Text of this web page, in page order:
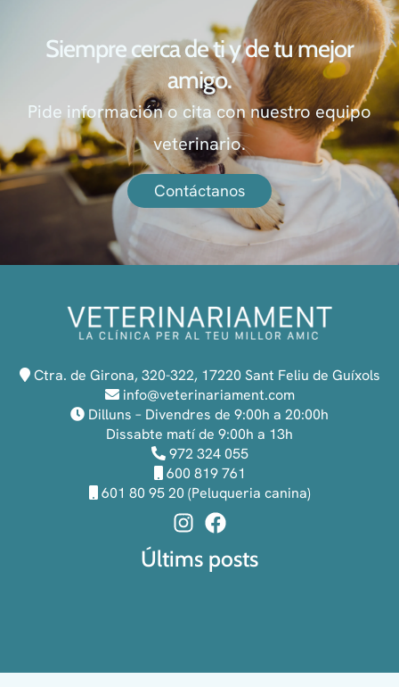
Siempre cerca de ti y de tu mejor
amigo.
Pide información o cita con nuestro equipo
veterinario.
Contáctanos
Ctra. de Girona, 320-322, 17220 Sant Feliu de Guíxols
info@veterinariament.com
Dilluns – Divendres de 9:00h a 20:00h
Dissabte matí de 9:00h a 13h
972 324 055
600 819 761
601 80 95 20 (Peluqueria canina)
Últims posts